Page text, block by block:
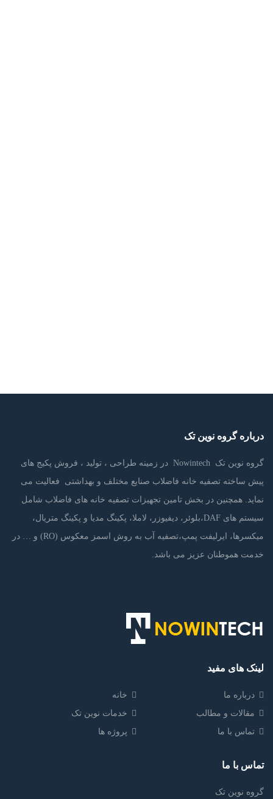
درباره گروه نوین تک
گروه نوین تک Nowintech در زمینه طراحی ، تولید ، فروش پکیج های
پیش ساخته تصفیه خانه فاضلاب صنایع مختلف و بهداشتی فعالیت می
نماید. همچنین در بخش تامین تجهیزات تصفیه خانه های فاضلاب شامل
سیستم های DAF،بلوئر، دیفیوزر، لاملا، پکینگ مدیا و پکینگ متریال،
میکسرها، ایرلیفت پمپ،تصفیه آب به روش اسمز معکوس (RO) و … در
خدمت هموطنان عزیز می باشد.
لینک های مفید
خانه
درباره ما
خدمات نوین تک
مقالات و مطالب
پروژه ها
تماس با ما
تماس با ما
گروه نوین تک